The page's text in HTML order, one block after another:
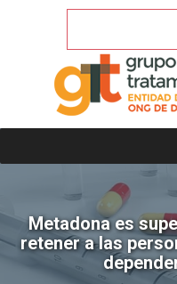
Metadona es
retener a las